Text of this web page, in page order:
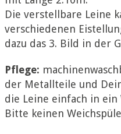
Die verstellbare Leine
verschiedenen
dazu das 3. Bild in der
Pflege:
der Metallteile und
die Leine einfach in ein
Bitte keinen